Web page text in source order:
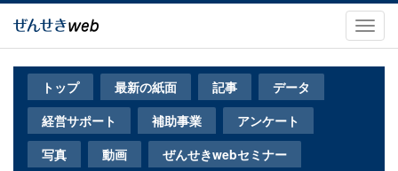
メ
トップ 最新の紙面 記事
データ
経営サポート
補助事業
アンケート
写真
動画
ぜんせきwebセミナー